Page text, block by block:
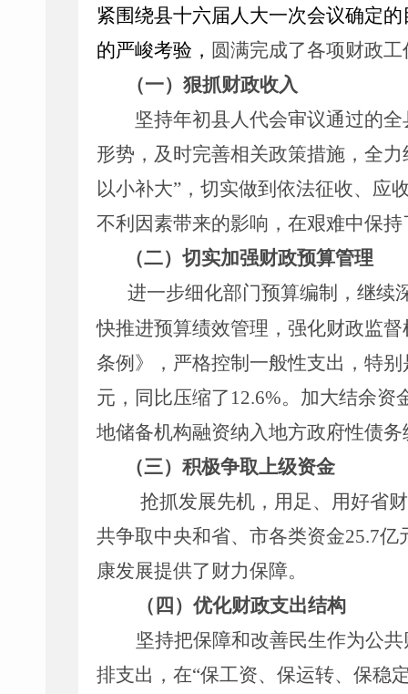
紧围绕县十六届人大一次会议确定
的严峻考验， 圆满完成了各项财政
（一）狠抓财政收入
坚持年初县人代会审议通过的全
形势，及时完善相关政策措施，全
以小补大”，切实做到依法征收、应
不利因素带来的影响， 在艰难中保
（二）切实加强财政预算管理
进一步细化部门预算编制，继续
快推进预算绩效管理，强化财政监
条例》
， 严格控制一般性支出，特别
元， 同比压缩了 12.6%。 加大结余资
地储备机构融资纳入地方政府性债
（三）积极争取上级资金
抢抓发展先机，用足、用好省
共争取中央和省、市各类资金25.7亿
康发展提供了财力保障。
（ 四 ） 优化财政支出结构
坚持把保障和改善民生作为公
排支出，在“保工资、保运转、保稳